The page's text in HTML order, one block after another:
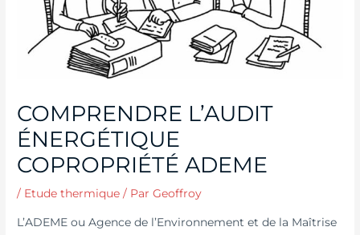
COMPRENDRE L’AUDIT
ÉNERGÉTIQUE
COPROPRIÉTÉ ADEME
/ Etude thermique / ParGeoffroy
L’ADEME ou Agence de l’Environnement et de la Maîtrise